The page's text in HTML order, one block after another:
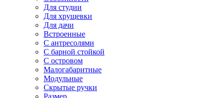
Для студии
Для хрущевки
Для дачи
Встроенные
С антресолями
С барной стойкой
С островом
Малогабаритные
Модульные
Скрытые ручки
Размер